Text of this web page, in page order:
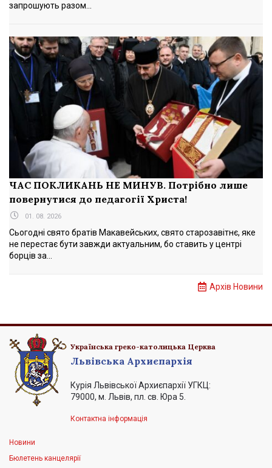
запрошують разом...
ЧАС ПОКЛИКАНЬ НЕ МИНУВ. Потрібно лише
повернутися до педагогії Христа!
01. 08. 2026
Сьогодні свято братів Макавейських, свято старозавітнє, яке
не перестає бути завжди актуальним, бо ставить у центрі
борців за...
Архів Новини
Українська греко-католицька Церква
Львівська Архиєпархія
Курія Львівської Архиєпархії УГКЦ:
79000, м. Львів, пл. св. Юра 5.
Контактна інформація
Новини
Бюлетень канцелярії